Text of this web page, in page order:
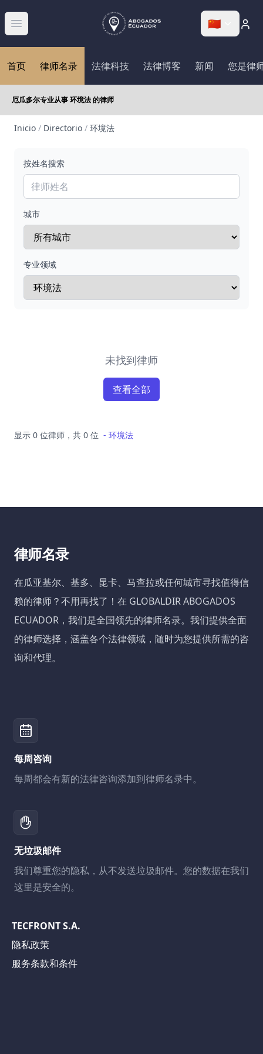
Abrir menú 🇨🇳
首页 律师名录 法律科技 法律博客 新闻 您是律
厄瓜多尔专业从事 环境法 的律师
Inicio / Directorio / 环境法
按姓名搜索
城市
专业领域
未找到律师
查看全部
显示 0 位律师，共 0 位 - 环境法
律师名录
在瓜亚基尔、基多、昆卡、马查拉或任何城市寻找值得信
赖的律师？不用再找了！在 GLOBALDIR ABOGADOS
ECUADOR，我们是全国领先的律师名录。我们提供全面
的律师选择，涵盖各个法律领域，随时为您提供所需的咨
询和代理。
每周咨询
每周都会有新的法律咨询添加到律师名录中。
无垃圾邮件
我们尊重您的隐私，从不发送垃圾邮件。您的数据在我们
这里是安全的。
TECFRONT S.A.
隐私政策
服务条款和条件